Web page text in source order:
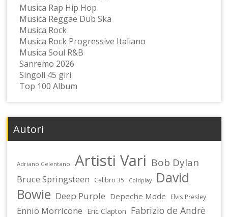
Musica Rap Hip Hop
Musica Reggae Dub Ska
Musica Rock
Musica Rock Progressive Italiano
Musica Soul R&B
Sanremo 2026
Singoli 45 giri
Top 100 Album
Autori
Adriano Celentano Artisti Vari Bob Dylan
Bruce Springsteen Calibro 35 Coldplay
David
Bowie Deep Purple Depeche Mode Elvis Presley
Ennio Morricone Eric Clapton Fabrizio de Andrè